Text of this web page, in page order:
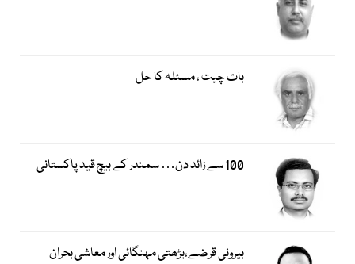
بات چیت ، مسئلہ کا حل
100 سے زائد دن… سمندر کے بیچ قید پاکستانی
بیرونی قرضے،بڑھتی مہنگائی اور معاشی بحران